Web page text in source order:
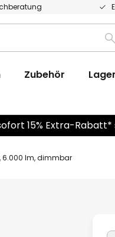
Zubehör
15% Extra-Rabatt*
6.000 lm, dimmbar